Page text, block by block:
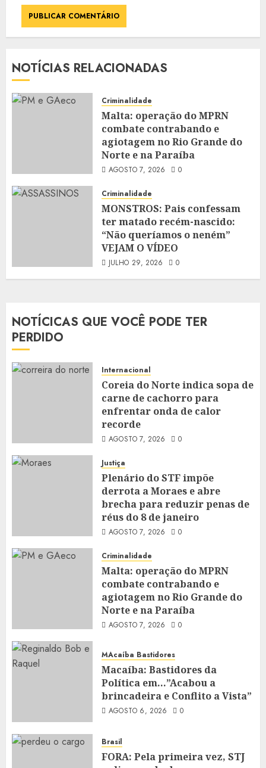
NOTÍCIAS RELACIONADAS
Criminalidade
Malta: operação do MPRN
combate contrabando e
agiotagem no Rio Grande do
Norte e na Paraíba
AGOSTO 7, 2026 0
Criminalidade
MONSTROS: Pais confessam
ter matado recém-nascido:
“Não queríamos o neném”
VEJAM O VÍDEO
JULHO 29, 2026 0
NOTÍCICAS QUE VOCÊ PODE TER
PERDIDO
Internacional
Coreia do Norte indica sopa de
carne de cachorro para
enfrentar onda de calor
recorde
AGOSTO 7, 2026 0
Justiça
Plenário do STF impõe
derrota a Moraes e abre
brecha para reduzir penas de
réus do 8 de janeiro
AGOSTO 7, 2026 0
Criminalidade
Malta: operação do MPRN
combate contrabando e
agiotagem no Rio Grande do
Norte e na Paraíba
AGOSTO 7, 2026 0
MAcaíba Bastidores
Macaíba: Bastidores da
Política em…”Acabou a
brincadeira e Conflito a Vista”
AGOSTO 6, 2026 0
Brasil
FORA: Pela primeira vez, STJ